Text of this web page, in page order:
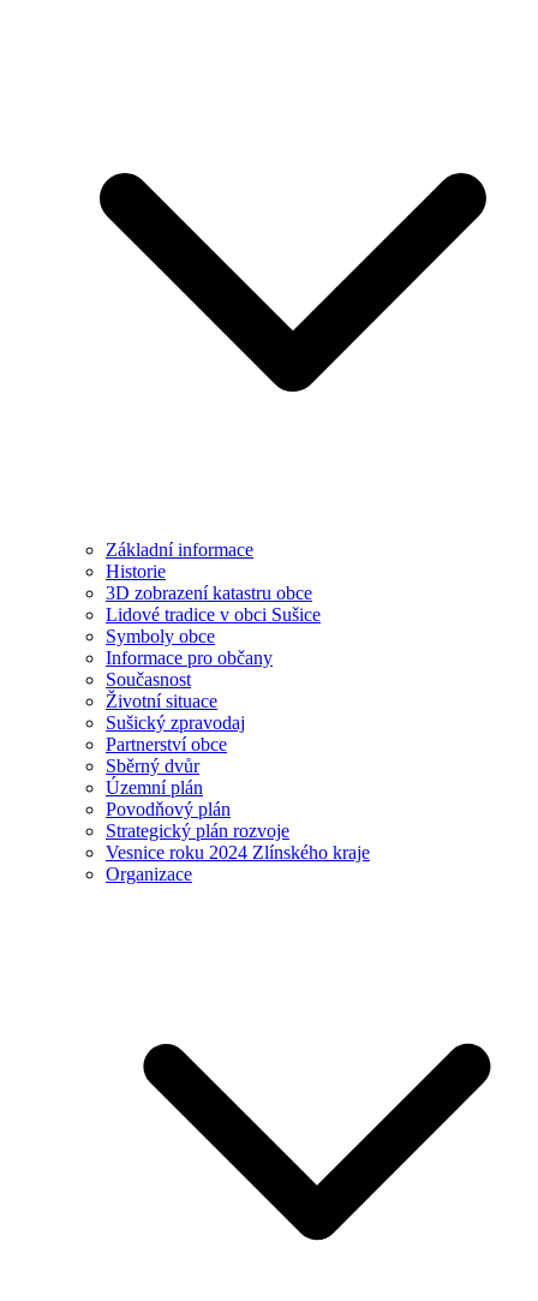
Základní informace
Historie
3D zobrazení katastru obce
Lidové tradice v obci Sušice
Symboly obce
Informace pro občany
Současnost
Životní situace
Sušický zpravodaj
Partnerství obce
Sběrný dvůr
Územní plán
Povodňový plán
Strategický plán rozvoje
Vesnice roku 2024 Zlínského kraje
Organizace